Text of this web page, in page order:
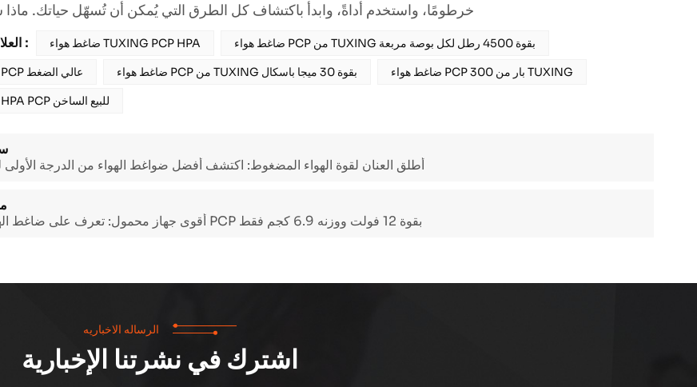
خرطومًا، واستخدم أداةً، وابدأ باكتشاف كل الطرق التي يُمكن أن تُسهّل حياتك. ماذا
العلامات الساخنة : ضاغط هواء TUXING PCP HPA
ضاغط هواء PCP من TUXING بقوة 4500 رطل لكل بوصة مربعة
ضاغط هواء PCP عالي الضغط
ضاغط هواء PCP من TUXING بقوة 30 ميجا باسكال
ضاغط هواء PCP 300 بار من TUXING
ضاغط هواء HPA PCP للبيع الساخن
أطلق العنان لقوة الهواء المضغوط: اكتشف أفضل ضواغط الهواء من الدرجة الأولى
أقوى جهاز محمول: تعرف على ضاغط الهواء PCP بقوة 12 فولت ووزنه 6.9 كجم فقط
الرساله الاخباريه
اشترك في نشرتنا الإخبارية